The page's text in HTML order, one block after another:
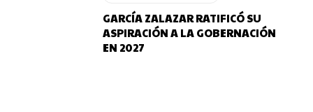
GARCÍA ZALAZAR RATIFICÓ SU
ASPIRACIÓN A LA GOBERNACIÓN
EN 2027